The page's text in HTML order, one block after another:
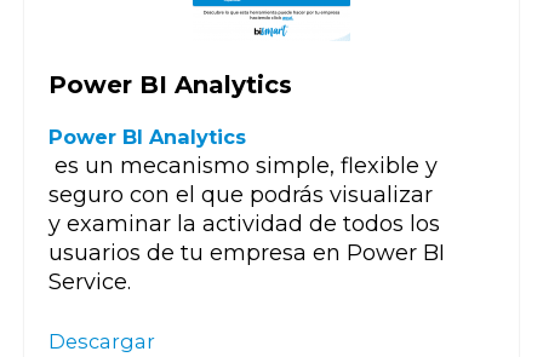
Power BI Analytics
Power BI Analytics
es un mecanismo simple, flexible y
seguro con el que podrás visualizar
y examinar la actividad de todos los
usuarios de tu empresa en Power BI
Service.
Descargar